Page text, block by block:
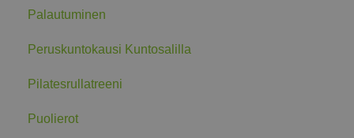
Palautuminen
Peruskuntokausi Kuntosalilla
Pilatesrullatreeni
Puolierot